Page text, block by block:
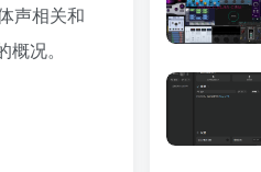
声相关和
况。